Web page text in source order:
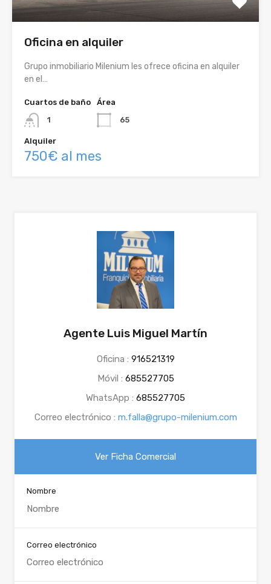
Oficina en alquiler
Grupo inmobiliario Milenium les ofrece oficina en alquiler
en el…
Cuartos de baño
1
Área
65
Alquiler
750€ al mes
Agente Luis Miguel Martín
Oficina : 916521319
Móvil : 685527705
WhatsApp : 685527705
Correo electrónico : m.falla@grupo-milenium.com
Ver Ficha Comercial
Nombre
Correo electrónico